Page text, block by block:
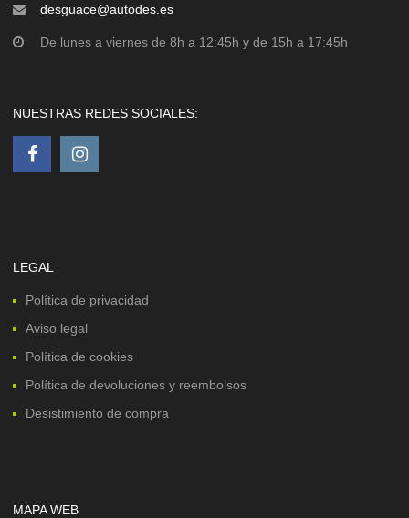
desguace@autodes.es
De lunes a viernes de 8h a 12:45h y de 15h a 17:45h
NUESTRAS REDES SOCIALES:
LEGAL
Política de privacidad
Aviso legal
Política de cookies
Política de devoluciones y reembolsos
Desistimiento de compra
MAPA WEB